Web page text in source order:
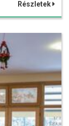
Részletek